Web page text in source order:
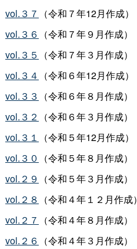
vol.３７
（令和７年12月作成）
vol.３６
（令和７年９月作成）
vol.３５
（令和７年３月作成）
vol.３４ （令和６年12月作成）
vol.３３ （令和６年８月作成）
vol.３２
（令和６年３月作成）
vol.３１
（令和５年12月作成）
vol.３０ （令和５年８月作成）
vol.２９
（令和５年３月作成）
vol.２８ （令和４年１２月作成）
vol.２７
（令和４年８月作成）
vol.２６
（令和４年３月作成）